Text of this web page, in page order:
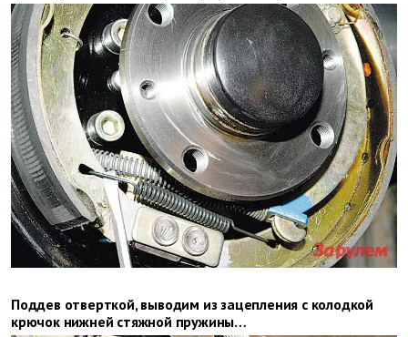
Поддев отверт­кой, выводим из зацепления с колодкой
крючок нижней стяжной пружины…